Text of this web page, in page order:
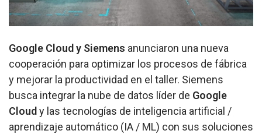
Google Cloud y Siemens anunciaron una nueva
cooperación para optimizar los procesos de fábrica
y mejorar la productividad en el taller. Siemens
busca integrar la nube de datos líder de Google
Cloud y las tecnologías de inteligencia artificial /
aprendizaje automático (IA / ML) con sus soluciones